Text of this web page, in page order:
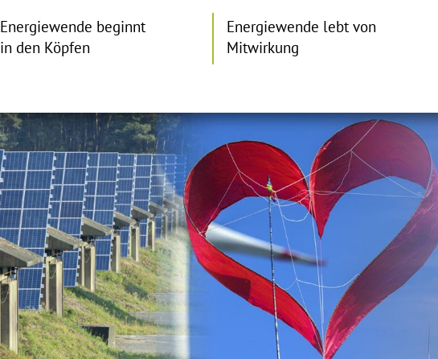
Energiewende beginnt
in den Köpfen
Energiewende lebt von
Mitwirkung